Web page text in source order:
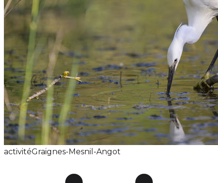
activitéGraignes-Mesnil-Angot